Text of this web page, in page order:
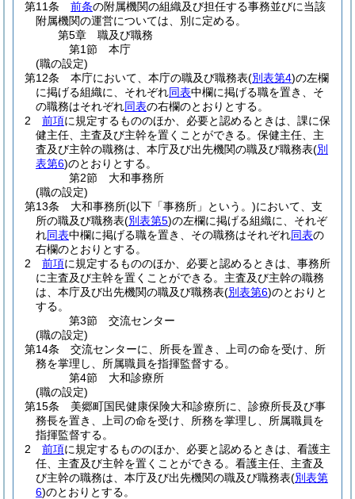
第11条 前条の附属機関の組織及び担任する事務並びに当該
附属機関の運営については、別に定める。
第5章
職及び職務
第1節
本庁
(職の設定)
第12条
本庁において、本庁の職及び職務表(別表第4)の左欄
に掲げる組織に、それぞれ同表中欄に掲げる職を置き、そ
の職務はそれぞれ同表の右欄のとおりとする。
2
前項に規定するもののほか、必要と認めるときは、課に保
健主任、主査及び主幹を置くことができる。 保健主任、主
査及び主幹の職務は、本庁及び出先機関の職及び職務表(別
表第6)のとおりとする。
第2節
大和事務所
(職の設定)
第13条
大和事務所(以下「事務所」という。)において、支
所の職及び職務表(別表第5)の左欄に掲げる組織に、それぞ
れ同表中欄に掲げる職を置き、その職務はそれぞれ同表の
右欄のとおりとする。
2
前項に規定するもののほか、必要と認めるときは、事務所
に主査及び主幹を置くことができる。 主査及び主幹の職務
は、本庁及び出先機関の職及び職務表(別表第6)のとおりと
する。
第3節
交流センター
(職の設定)
第14条
交流センターに、所長を置き、上司の命を受け、所
務を掌理し、所属職員を指揮監督する。
第4節
大和診療所
(職の設定)
第15条
美郷町国民健康保険大和診療所に、診療所長及び事
務長を置き、上司の命を受け、所務を掌理し、所属職員を
指揮監督する。
2
前項に規定するもののほか、必要と認めるときは、看護主
任、主査及び主幹を置くことができる。 看護主任、主査及
び主幹の職務は、本庁及び出先機関の職及び職務表(別表第
6)のとおりとする。